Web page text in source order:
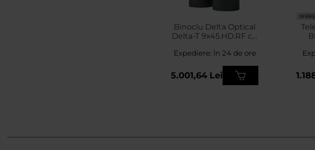
Binoclu Delta Optical
Delta-T 9x45.HD.RF cu
Expediere: în 24 de ore
5.001,64 Lei